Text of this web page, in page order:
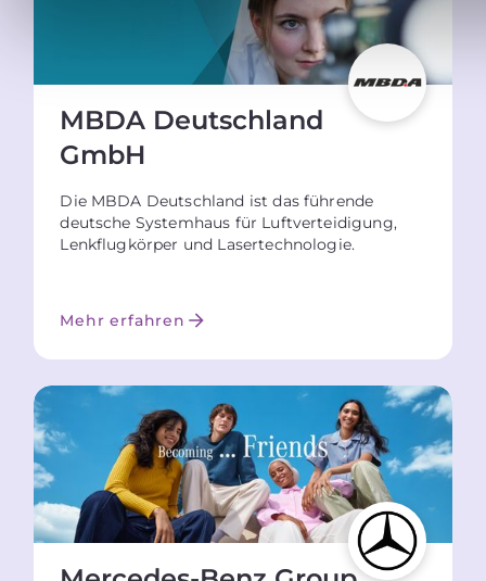
MBDA Deutschland
GmbH
Die MBDA Deutschland ist das führende
deutsche Systemhaus für Luftverteidigung,
Lenkflugkörper und Lasertechnologie.
Mehr erfahren